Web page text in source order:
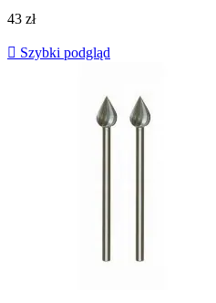
43 zł
 Szybki podgląd